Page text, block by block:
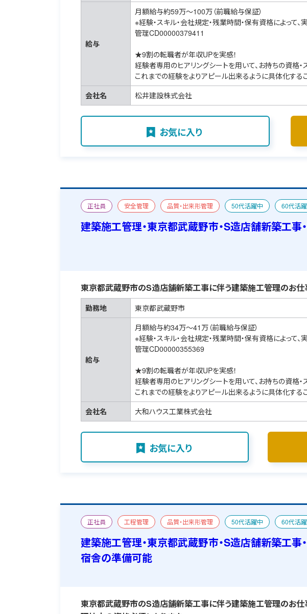
給与
月額給与約59万～100万（前職給与保証）
※経験・スキル・会社規定・残業時間・保有資格によって、
管理CD00000379411
★9割の転職者が年収UPを実感！
経験者専用のヒアリングシートを用いて、お持ちの資格・
これまでの経験をよりアピール出来るように具体化する
会社名
松井建設株式会社
お気に入り
正社員 安全管理 品質・出来形管理 50代活躍中 60代活
新築
おすすめ求人 宿舎あり
建築施工管理・東京都武蔵野市・S造店舗新築工事
東京都武蔵野市のS造店舗新築工事に伴う建築施工管理のお仕
勤務地 東京都武蔵野市
給与
月額給与約34万～41万（前職給与保証）
※経験・スキル・会社規定・残業時間・保有資格によって、
管理CD00000355369
★9割の転職者が年収UPを実感！
経験者専用のヒアリングシートを用いて、お持ちの資格・
これまでの経験をよりアピール出来るように具体化する
会社名
大和ハウス工業株式会社
お気に入り
正社員 工程管理 品質・出来形管理 50代活躍中 60代活
新築
二級建築施工管理技士 おすすめ求人 宿舎あり
建築施工管理・東京都武蔵野市・S造店舗新築工事
宿舎の準備可能
東京都武蔵野市のS造店舗新築工事に伴う建築施工管理のお仕